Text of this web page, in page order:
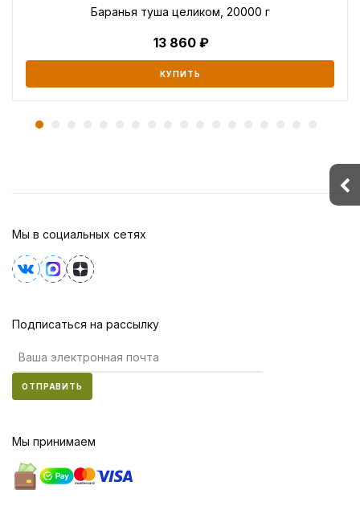
Баранья туша целиком, 20000 г
13 860
КУПИТЬ
Мы в социальных сетях
Подписаться на рассылку
ОТПРАВИТЬ
Мы принимаем